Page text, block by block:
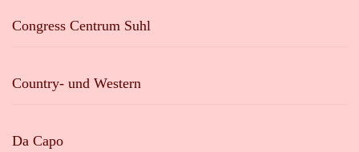
Congress Centrum Suhl
Country- und Western
Da Capo